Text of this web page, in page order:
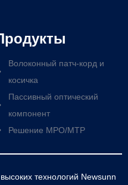
Волоконный патч-корд и
косичка
Пассивный оптический
компонент
Решение MPO/MTP
технологий Newsunn